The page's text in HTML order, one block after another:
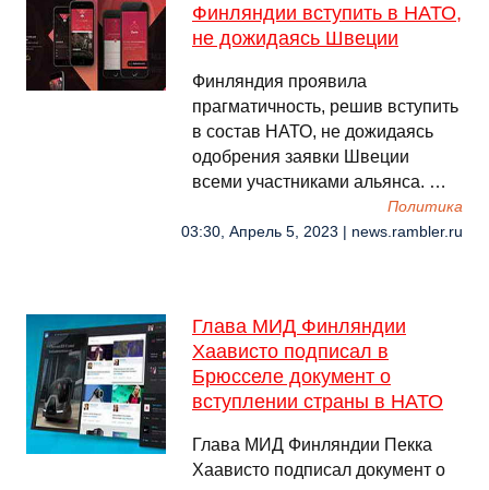
Финляндии вступить в НАТО,
не дожидаясь Швеции
Финляндия проявила
прагматичность, решив вступить
в состав НАТО, не дожидаясь
одобрения заявки Швеции
всеми участниками альянса. …
Политика
03:30, Апрель 5, 2023 | news.rambler.ru
Глава МИД Финляндии
Хаависто подписал в
Брюсселе документ о
вступлении страны в НАТО
Глава МИД Финляндии Пекка
Хаависто подписал документ о